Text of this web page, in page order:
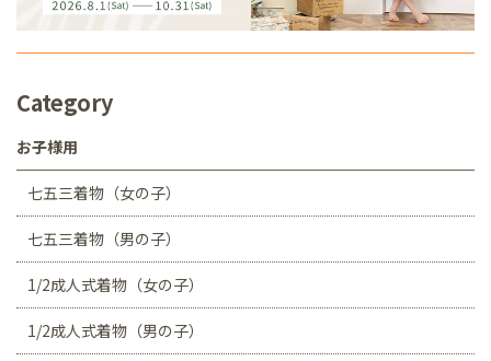
Category
お子様用
七五三着物（女の子）
七五三着物（男の子）
1/2成人式着物（女の子）
1/2成人式着物（男の子）